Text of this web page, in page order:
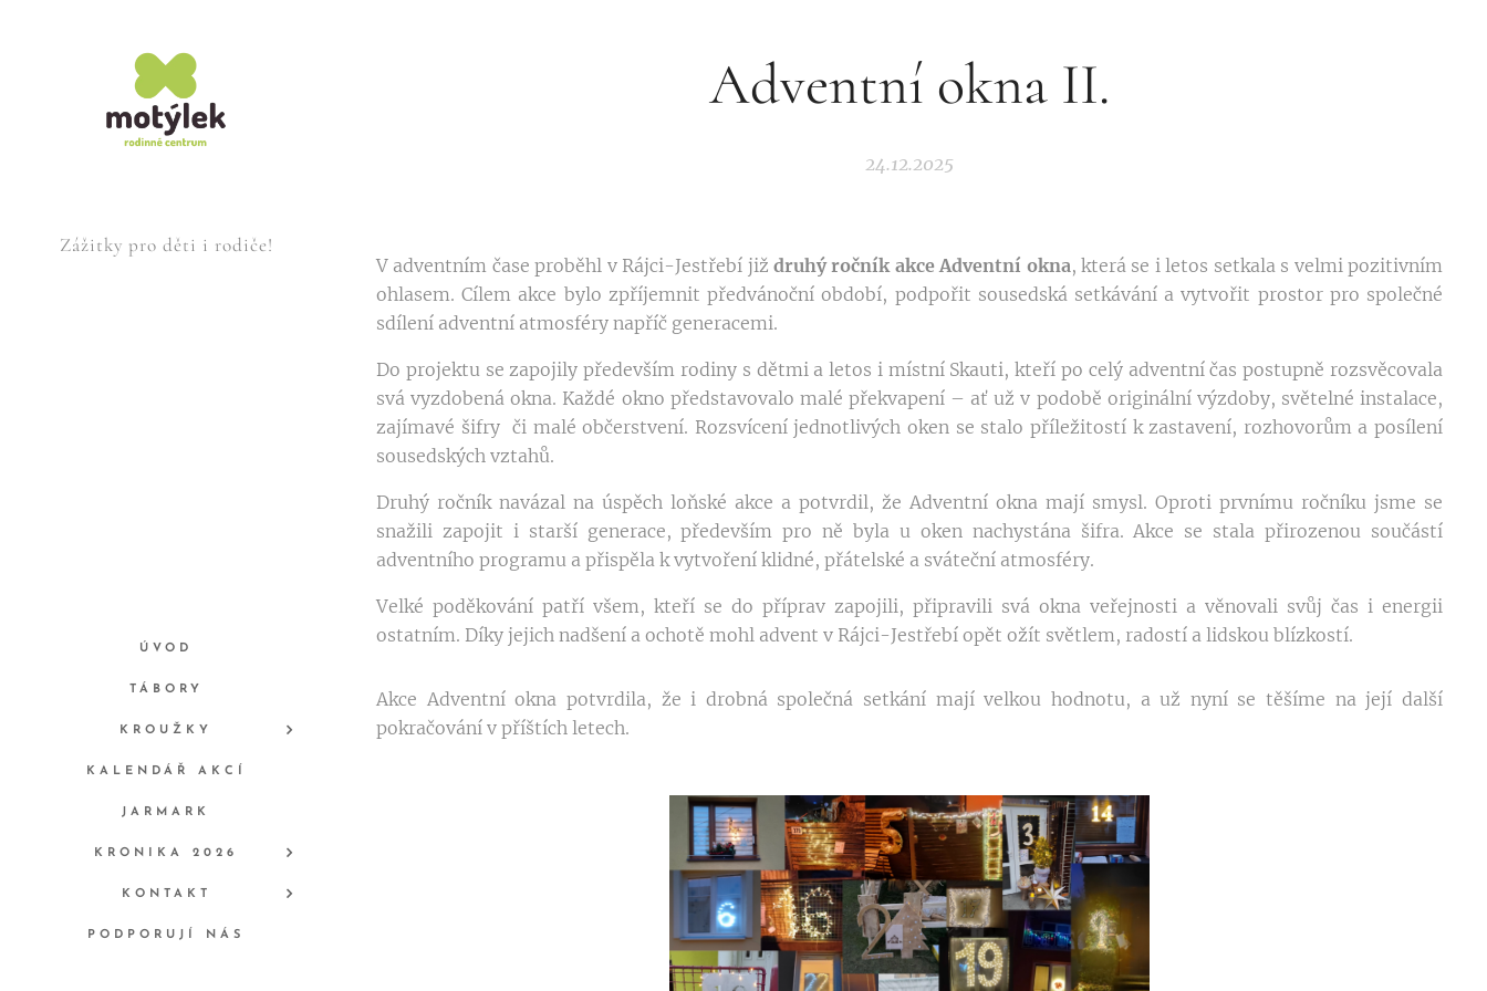
Zážitky pro děti i rodiče!
ÚVOD
TÁBORY
KROUŽKY
KALENDÁŘ AKCÍ
JARMARK
KRONIKA 2026
KONTAKT
PODPORUJÍ NÁS
Adventní okna II.
24.12.2025
V adventním čase proběhl v Rájci-Jestřebí již druhý ročník akce Adventní okna, která se i letos setkala s velmi pozitivním
ohlasem. Cílem akce bylo zpříjemnit předvánoční období, podpořit sousedská setkávání a vytvořit prostor pro společné
sdílení adventní atmosféry napříč generacemi.
Do projektu se zapojily především rodiny s dětmi a letos i místní Skauti, kteří po celý adventní čas postupně rozsvěcovala
svá vyzdobená okna. Každé okno představovalo malé překvapení – ať už v podobě originální výzdoby, světelné instalace,
zajímavé šifry či malé občerstvení. Rozsvícení jednotlivých oken se stalo příležitostí k zastavení, rozhovorům a posílení
sousedských vztahů.
Druhý ročník navázal na úspěch loňské akce a potvrdil, že Adventní okna mají smysl. Oproti prvnímu ročníku jsme se
snažili zapojit i starší generace, především pro ně byla u oken nachystána šifra. Akce se stala přirozenou součástí
adventního programu a přispěla k vytvoření klidné, přátelské a sváteční atmosféry.
Velké poděkování patří všem, kteří se do příprav zapojili, připravili svá okna veřejnosti a věnovali svůj čas i energii
ostatním. Díky jejich nadšení a ochotě mohl advent v Rájci-Jestřebí opět ožít světlem, radostí a lidskou blízkostí.
Akce Adventní okna potvrdila, že i drobná společná setkání mají velkou hodnotu, a už nyní se těšíme na její další
pokračování v příštích letech.